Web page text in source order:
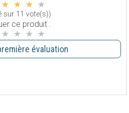
sur 11 vote(s))
ce produit :
évaluation